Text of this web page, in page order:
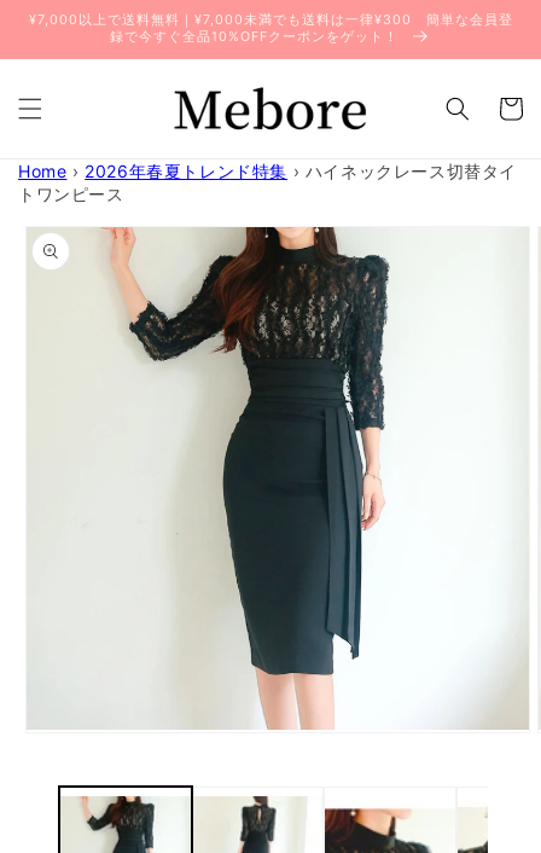
ンツに
¥7,000以上で送料無料｜¥7,000未満でも送料は一律¥300 簡単な会員登
録で今すぐ全品10%OFFクーポンをゲット！
ー
Home › 2026年春夏トレンド特集 › ハイネックレース切替タイ
トワンピース
商品情
報にス
キップ